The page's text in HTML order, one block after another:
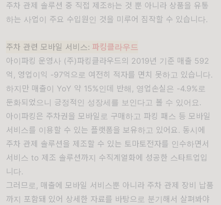
주차 관제 솔루션 중 직접 제조하는 것 뿐 아니라 상품을 유통
하는 사업이 주요 수입원인 것을 미루어 짐작할 수 있습니다.
주차 관련 모바일 서비스: 파킹클라우드
아이파킹 운영사 (주)파킹클라우드의 2019년 기준 매출 592
억, 영업이익 -97억으로 여전히 적자를 면치 못하고 있습니다.
하지만 매출이 YoY 약 15%인데 반해, 영업손실은 -4.9%로
둔화되었으니 긍정적인 성장세를 보인다고 볼 수 있어요.
아이파킹은 주차권을 모바일로 구매하고 파킹 패스 등 모바일
서비스를 이용할 수 있는 플랫폼을 보유하고 있어요. 동시에
주차 관제 솔루션을 제조할 수 있는 토마토전자를 인수하면서
서비스 to 제조 솔루션까지 수직계열화에 성공한 스타트업입
니다.
그러므로, 매출에 모바일 서비스뿐 아니라 주차 관제 장비 납품
까지 포함돼 있어 상세한 자료를 바탕으로 분기해서 살펴봐야